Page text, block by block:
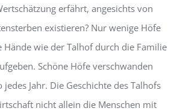
erfährt, angesichts von
existieren? Nur wenige Höfe
Hände wie der Talhof durch die Familie
Schöne Höfe verschwanden
Jahr. Die Geschichte des Talhofs
nicht allein die Menschen mit